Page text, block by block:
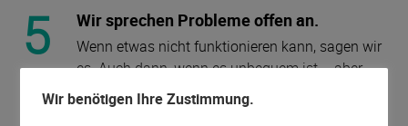
5 Wir sprechen Probleme offen an.
Wenn etwas nicht funktionieren kann, sagen wir
es. Auch dann, wenn es unbequem ist – aber
genau das spart Zeit, Kosten und
Fehlentscheidungen.
Wir benötigen Ihre Zustimmung.